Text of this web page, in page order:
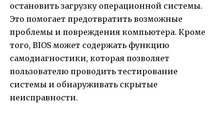
остановить загрузку операционной системы.
Это помогает предотвратить возможные
проблемы и повреждения компьютера. Кроме
того, BIOS может содержать функцию
самодиагностики, которая позволяет
пользователю проводить тестирование
системы и обнаруживать скрытые
неисправности.